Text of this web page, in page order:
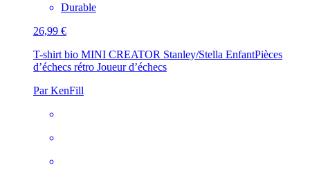
Durable
26,99 €
T-shirt bio MINI CREATOR Stanley/Stella EnfantPièces
d’échecs rétro Joueur d’échecs
Par KenFill